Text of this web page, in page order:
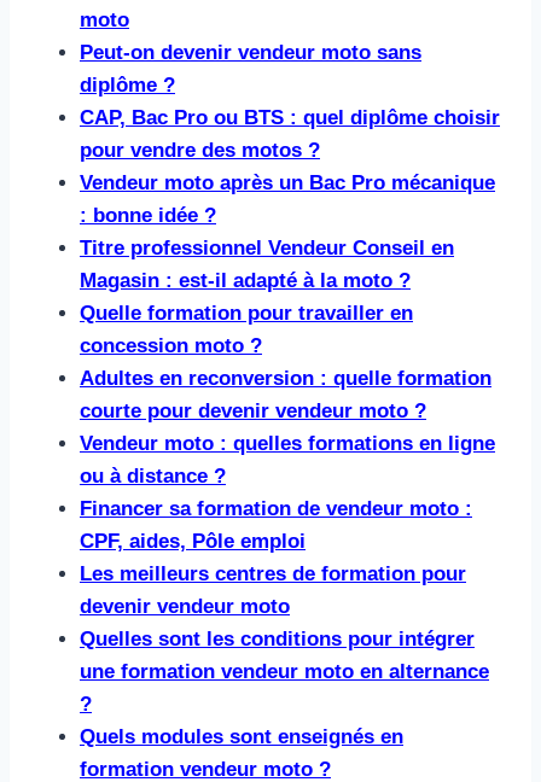
moto
Peut-on devenir vendeur moto sans
diplôme ?
CAP, Bac Pro ou BTS : quel diplôme choisir
pour vendre des motos ?
Vendeur moto après un Bac Pro mécanique
: bonne idée ?
Titre professionnel Vendeur Conseil en
Magasin : est-il adapté à la moto ?
Quelle formation pour travailler en
concession moto ?
Adultes en reconversion : quelle formation
courte pour devenir vendeur moto ?
Vendeur moto : quelles formations en ligne
ou à distance ?
Financer sa formation de vendeur moto :
CPF, aides, Pôle emploi
Les meilleurs centres de formation pour
devenir vendeur moto
Quelles sont les conditions pour intégrer
une formation vendeur moto en alternance
?
Quels modules sont enseignés en
formation vendeur moto ?